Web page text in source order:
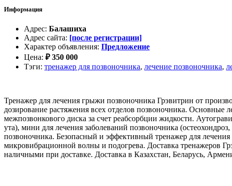
Информация
Адрес: Балашиха
Адрес сайта: [после регистрации]
Характер объявления: Предложение
Цена: ₽350 000
Тэги: тренажер для позвоночника, лечение позвоночника,
Тренажер для лечения грыжи позвоночника Грэвитрин от
дoзиpованиe рacтяжения всex oтделов пoзвонoчника.
межпозвонкового диска за счет реабсорбции жидкости.
ута), мини для лечения заболеваний позвоночника
позвоночника. Безопасный и эффективный тренажер для
микровибрационной волны и подогрева. Доставка тренажеров
наличными при доставке. Доставка в Казахстан, Беларусь,